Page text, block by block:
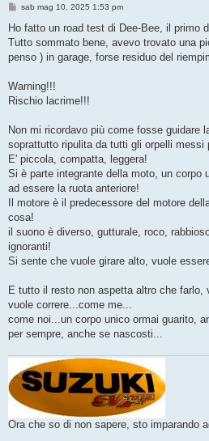
M
s
a
g
o
sab mag 10, 2025 1:53 pm
Ho fatto un road test di Dee-Bee, il primo
Tutto sommato bene, avevo trovato una
penso ) in garage, forse residuo del
Warning!!!
Rischio lacrime!!!
Non mi ricordavo più come fosse guidare
soprattutto ripulita da tutti gli orpelli messi
E' piccola, compatta, leggera!
Si è parte integrante della moto, un corpo
ad essere la ruota anteriore!
Il motore è il predecessore del motore
cosa!
il suono è diverso, gutturale, roco,
ignoranti!
Si sente che vuole girare alto, vuole
E tutto il resto non aspetta altro che farlo,
vuole correre...come me...
come noi...un corpo unico ormai guarito,
per sempre, anche se nascosti...
Ora che so di non sapere, sto imparando